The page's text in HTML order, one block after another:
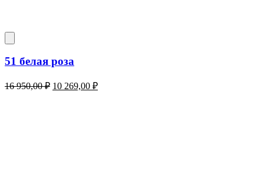
51 белая роза
16 950,00₽ Первоначальная
10 269,00 ₽Текущая